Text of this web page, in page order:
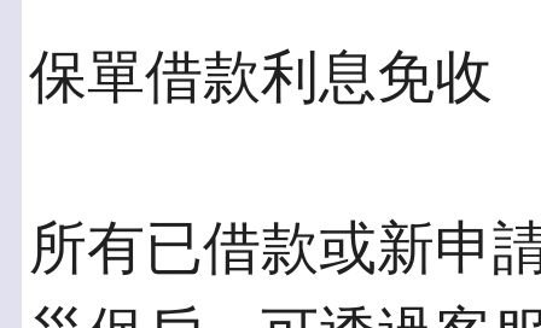
保單借款利息免收
所有已借款或新申